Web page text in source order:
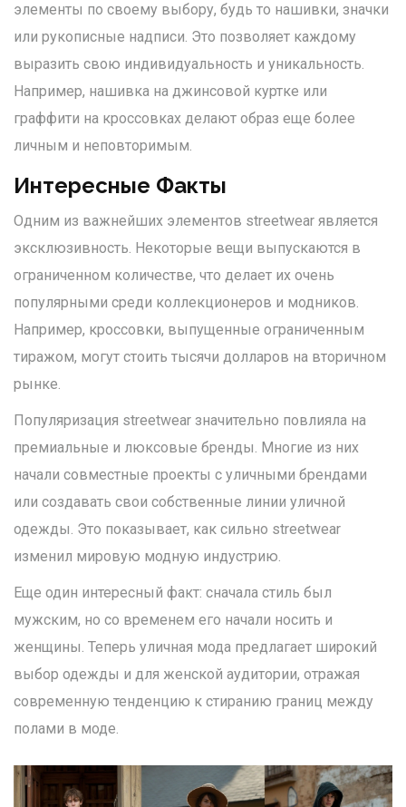
элементы по своему выбору, будь то нашивки, значки
или рукописные надписи. Это позволяет каждому
выразить свою индивидуальность и уникальность.
Например, нашивка на джинсовой куртке или
граффити на кроссовках делают образ еще более
личным и неповторимым.
Интересные Факты
Одним из важнейших элементов streetwear является
эксклюзивность. Некоторые вещи выпускаются в
ограниченном количестве, что делает их очень
популярными среди коллекционеров и модников.
Например, кроссовки, выпущенные ограниченным
тиражом, могут стоить тысячи долларов на вторичном
рынке.
Популяризация streetwear значительно повлияла на
премиальные и люксовые бренды. Многие из них
начали совместные проекты с уличными брендами
или создавать свои собственные линии уличной
одежды. Это показывает, как сильно streetwear
изменил мировую модную индустрию.
Еще один интересный факт: сначала стиль был
мужским, но со временем его начали носить и
женщины. Теперь уличная мода предлагает широкий
выбор одежды и для женской аудитории, отражая
современную тенденцию к стиранию границ между
полами в моде.